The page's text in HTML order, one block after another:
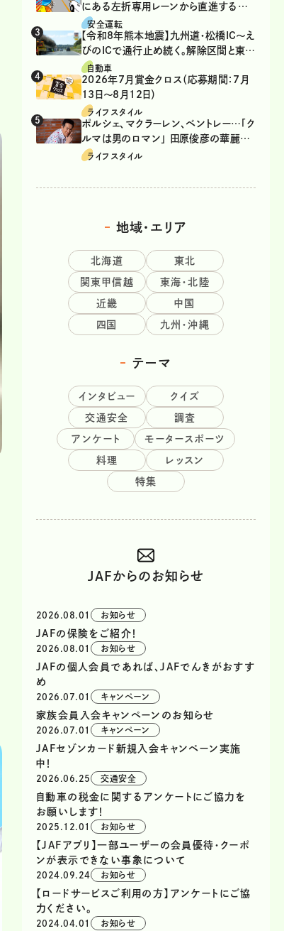
にある左折専用レーンから直進するの
は、違反？
安全運転
【令和8年熊本地震】九州道・松橋IC～え
びのICで通行止め続く。解除区間と東九
州道の迂回ルート
自動車
2026年7月賞金クロス（応募期間：7月
13日～8月12日）
ライフスタイル
ポルシェ、マクラーレン、ベントレー…「ク
ルマは男のロマン」 田原俊彦の華麗な
る愛車遍歴
ライフスタイル
地域・エリア
北海道 東北
関東甲信越 東海・北陸
近畿 中国
四国 九州・沖縄
テーマ
インタビュー クイズ
交通安全 調査
アンケート モータースポーツ
料理 レッスン
特集
JAFからのお知らせ
2026.08.01 お知らせ
JAFの保険をご紹介！
2026.08.01 お知らせ
JAFの個人会員であれば、JAFでんきがおすす
め
2026.07.01 キャンペーン
家族会員入会キャンペーンのお知らせ
2026.07.01 キャンペーン
JAFセゾンカード新規入会キャンペーン実施
中！
2026.06.25 交通安全
自動車の税金に関するアンケートにご協力を
お願いします！
2025.12.01 お知らせ
【JAFアプリ】一部ユーザーの会員優待・クーポ
ンが表示できない事象について
2024.09.24 お知らせ
【ロードサービスご利用の方】アンケートにご協
力ください。
2024.04.01 お知らせ